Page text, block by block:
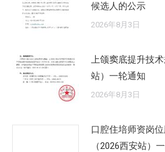
候选人的公示
2026年8月3日
上颌窦底提升技
站）一轮通知
2026年8月3日
口腔住培师资岗
（2026西安站）